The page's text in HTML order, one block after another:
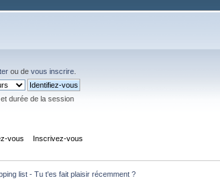
ou devous inscrire
durée de la session
vous Inscrivez-vous
list - Tu t'es fait plaisir récemment ?